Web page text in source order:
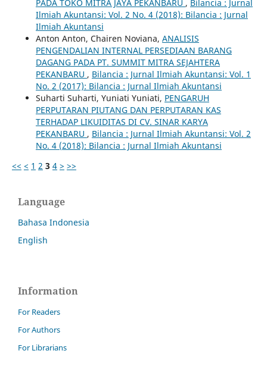
PADA TOKO MITRA JAYA PEKANBARU , Bilancia : Jurnal
Ilmiah Akuntansi: Vol. 2 No. 4 (2018): Bilancia : Jurnal
Ilmiah Akuntansi
Anton Anton, Chairen Noviana, ANALISIS
PENGENDALIAN INTERNAL PERSEDIAAN BARANG
DAGANG PADA PT. SUMMIT MITRA SEJAHTERA
PEKANBARU , Bilancia : Jurnal Ilmiah Akuntansi: Vol. 1
No. 2 (2017): Bilancia : Jurnal Ilmiah Akuntansi
Suharti Suharti, Yuniati Yuniati, PENGARUH
PERPUTARAN PIUTANG DAN PERPUTARAN KAS
TERHADAP LIKUIDITAS DI CV. SINAR KARYA
PEKANBARU , Bilancia : Jurnal Ilmiah Akuntansi: Vol. 2
No. 4 (2018): Bilancia : Jurnal Ilmiah Akuntansi
<< < 1 2 3 4 > >>
Language
Bahasa Indonesia
English
Information
For Readers
For Authors
For Librarians